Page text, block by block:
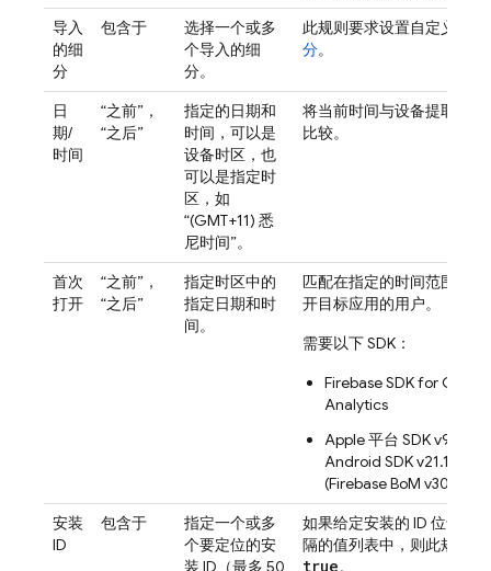
导入
的细
分
包含于
选择一个或多
个导入的细
分。
此规则要求设置自定义
分。
日
期/
时间
“之前”，
“之后”
指定的日期和
时间，可以是
设备时区，也
可以是指定时
区，如
“(GMT+11) 悉
尼时间”。
将当前时间与设备提取时间
比较。
首次
打开
“之前”，
“之后”
指定时区中的
指定日期和时
间。
匹配在指定的时间范围内首
开目标应用的用户。
需要以下 SDK：
Firebase SDK for
Analytics
Apple 平台 SDK v9.0.0+
Android SDK v21.1.1+
(Firebase BoM v30.3.0+)
安装
ID
包含于
指定一个或多
个要定位的安
如果给定安装的 ID 位于以
隔的值列表中，则此规则求
true